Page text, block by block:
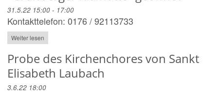
31.5.22 15:00 - 17:00
Kontakttelefon: 0176 / 92113733
Weiter lesen
Probe des Kirchenchores von Sankt
Elisabeth Laubach
3.6.22 18:00